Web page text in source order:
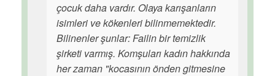
çocuk daha vardır. Olaya karışanların
isimleri ve kökenleri bilinmemektedir.
Bilinenler şunlar: Failin bir temizlik
şirketi varmış. Komşuları kadın hakkında
her zaman "kocasının önden gitmesine